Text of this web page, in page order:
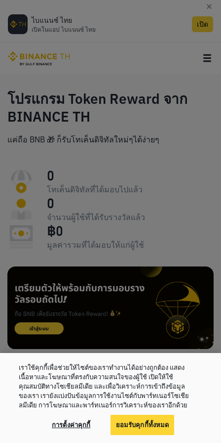
ไบแนนซ์ ไทย
เปิดในแอป ไบแนนซ์ ไทย
เปิด
โปรแกรม Token Reward จาก
BINANCE TH
แค่ถือ BNB 🎁 ก็รับโทเค็นดิจิทัลใหม่ๆได้ง่ายๆ
0
โทเค็นดิจิทัลที่ได้มอบไปแล้ว
0
จำนวนผู้ใช้ที่ได้รับรางวัลแล้ว
฿0
มูลค่ารวมที่ได้มอบให้แก่ผู้ใช้
เราใช้คุกกี้เพื่อช่วยให้ไซต์ของเราทำงานได้อย่างถูกต้อง แสดง
เนื้อหาและโฆษณาที่ตรงกับความสนใจของผู้ใช้ เปิดให้ใช้
คุณสมบัติทางโซเชียลมีเดีย และเพื่อวิเคราะห์การเข้าถึงข้อมูล
ของเรา เรายังแบ่งปันข้อมูลการใช้งานไซต์กับพาร์ทเนอร์โซเชีย
ลมีเดีย การโฆษณาและพาร์ทเนอร์การวิเคราะห์ของเราอีกด้วย
การตั้งค่าคุกกี้ ยอมรับคุกกี้ทั้งหมด